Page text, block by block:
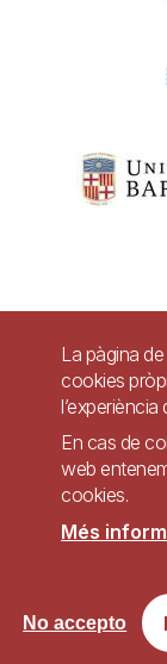
Pie
página
Lloc web accessible
setembre, sobre
La pàgina
cookies
l’experiència
En cas de
web
cookies.
Més
No accepto